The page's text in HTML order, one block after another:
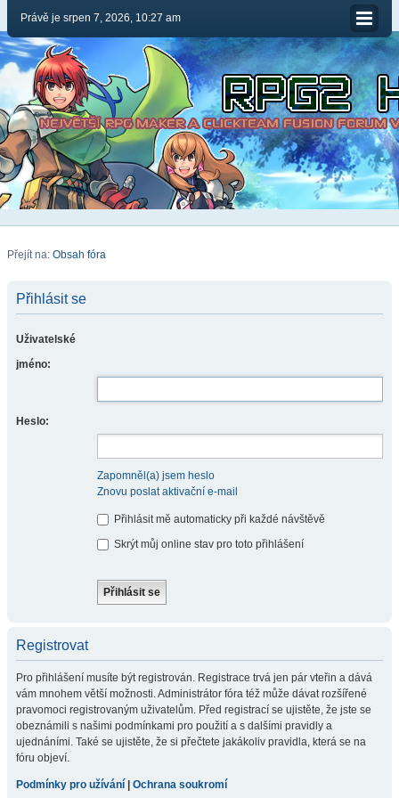
Právě je srpen 7, 2026, 10:27 am
Přejít na: Obsah fóra
Přihlásit se
Uživatelské
jméno:
Heslo:
Zapomněl(a) jsem heslo
Znovu poslat aktivační e-mail
Přihlásit mě automaticky při každé návštěvě
Skrýt můj online stav pro toto přihlášení
Registrovat
Pro přihlášení musíte být registrován. Registrace trvá jen pár vteřin a dává
vám mnohem větší možnosti. Administrátor fóra též může dávat rozšířené
pravomoci registrovaným uživatelům. Před registrací se ujistěte, že jste se
obeznámili s našimi podmínkami pro použití a s dalšími pravidly a
ujednáními. Také se ujistěte, že si přečtete jakákoliv pravidla, která se na
fóru objeví.
Podmínky pro užívání Ochrana soukromí